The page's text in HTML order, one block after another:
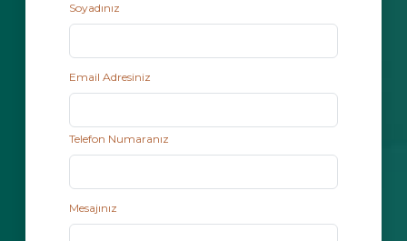
Soyadınız
Email Adresiniz
Telefon Numaranız
Mesajınız